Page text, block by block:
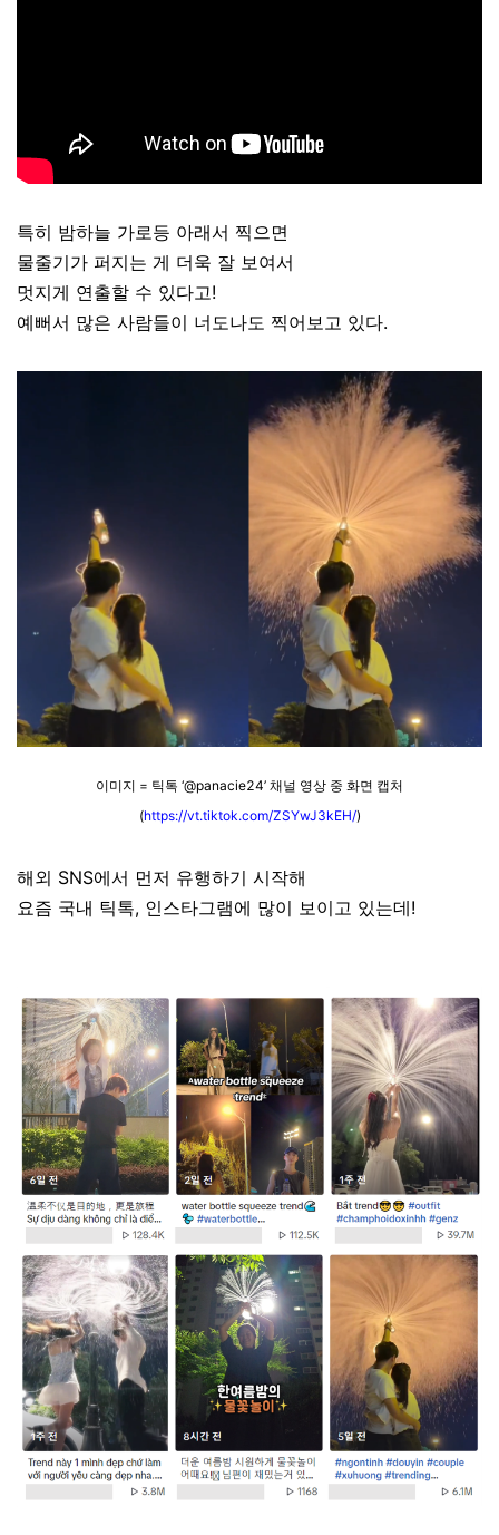
특히 밤하늘 가로등 아래서 찍으면
물줄기가 퍼지는 게 더욱 잘 보여서
멋지게 연출할 수 있다고!
예뻐서 많은 사람들이 너도나도 찍어보고 있다.
이미지 = 틱톡 ‘@panacie24’ 채널 영상 중 화면 캡처
(https://vt.tiktok.com/ZSYwJ3kEH/)
해외 SNS에서 먼저 유행하기 시작해
요즘 국내 틱톡, 인스타그램에 많이 보이고 있는데!